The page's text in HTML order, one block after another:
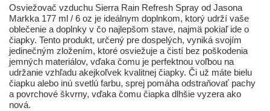
Osviežovač vzduchu Sierra Rain Refresh Spray od Jasona
Markka 177 ml / 6 oz je ideálnym doplnkom, ktorý udrží vaše
oblečenie a doplnky v čo najlepšom stave, najmä pokiaľ ide o
čiapky. Tento produkt, určený pre dospelých, vyniká svojím
jedinečným zložením, ktoré osviežuje a čistí bez poškodenia
jemných materiálov, vďaka čomu je perfektnou voľbou na
udržanie vzhľadu akejkoľvek kvalitnej čiapky. Či už máte bielu
čiapku alebo inú svetlú farbu, sprej pomáha odstraňovať pachy
a povrchové škvrny, vďaka čomu čiapka dlhšie vyzera ako
nová.